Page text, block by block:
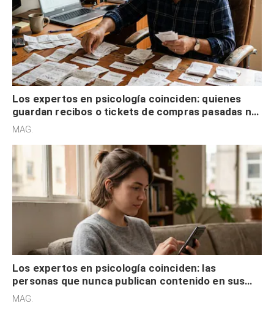
Los expertos en psicología coinciden: quienes
guardan recibos o tickets de compras pasadas no
son acumuladores, sino que tienen necesidad de
MAG.
Los expertos en psicología coinciden: las
personas que nunca publican contenido en sus
redes sociales no pretenden buscar validación
MAG.